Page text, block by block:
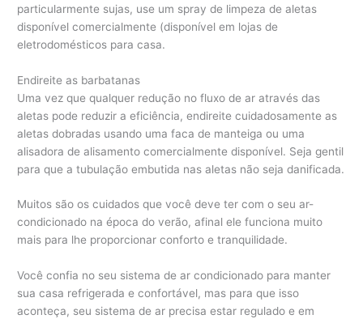
particularmente sujas, use um spray de limpeza de aletas
disponível comercialmente (disponível em lojas de
eletrodomésticos para casa.
Endireite as barbatanas
Uma vez que qualquer redução no fluxo de ar através das
aletas pode reduzir a eficiência, endireite cuidadosamente as
aletas dobradas usando uma faca de manteiga ou uma
alisadora de alisamento comercialmente disponível. Seja gentil
para que a tubulação embutida nas aletas não seja danificada.
Muitos são os cuidados que você deve ter com o seu ar-
condicionado na época do verão, afinal ele funciona muito
mais para lhe proporcionar conforto e tranquilidade.
Você confia no seu sistema de ar condicionado para manter
sua casa refrigerada e confortável, mas para que isso
aconteça, seu sistema de ar precisa estar regulado e em